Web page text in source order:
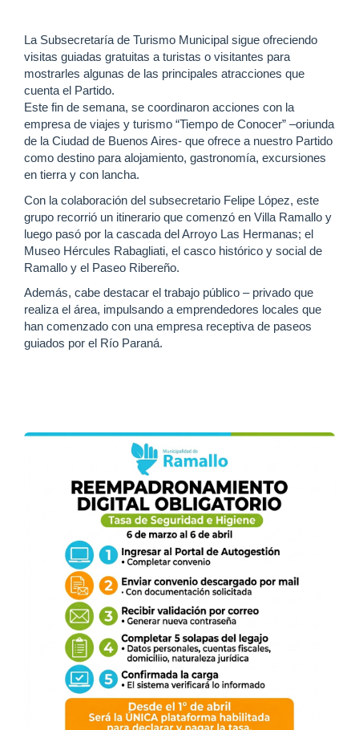
La Subsecretaría de Turismo Municipal sigue ofreciendo
visitas guiadas gratuitas a turistas o visitantes para
mostrarles algunas de las principales atracciones que
cuenta el Partido.
Este fin de semana, se coordinaron acciones con la
empresa de viajes y turismo “Tiempo de Conocer” –oriunda
de la Ciudad de Buenos Aires- que ofrece a nuestro Partido
como destino para alojamiento, gastronomía, excursiones
en tierra y con lancha.
Con la colaboración del subsecretario Felipe López, este
grupo recorrió un itinerario que comenzó en Villa Ramallo y
luego pasó por la cascada del Arroyo Las Hermanas; el
Museo Hércules Rabagliati, el casco histórico y social de
Ramallo y el Paseo Ribereño.
Además, cabe destacar el trabajo público – privado que
realiza el área, impulsando a emprendedores locales que
han comenzado con una empresa receptiva de paseos
guiados por el Río Paraná.